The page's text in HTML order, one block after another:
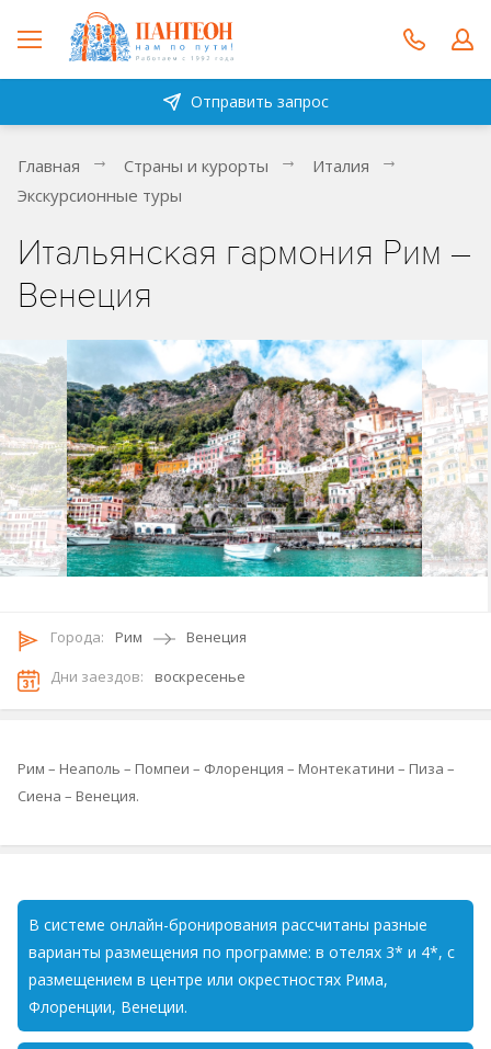
Отправить запрос
Главная Страны и курорты
Италия
Экскурсионные туры
Итальянская гармония Рим –
Венеция
Городa: Рим
Венеция
Дни заездов:
воскресенье
Рим – Неаполь – Помпеи – Флоренция – Монтекатини – Пиза –
Сиена – Венеция.
В системе онлайн-бронирования рассчитаны разные
варианты размещения по программе: в отелях 3* и 4*, с
размещением в центре или окрестностях Рима,
Флоренции, Венеции.